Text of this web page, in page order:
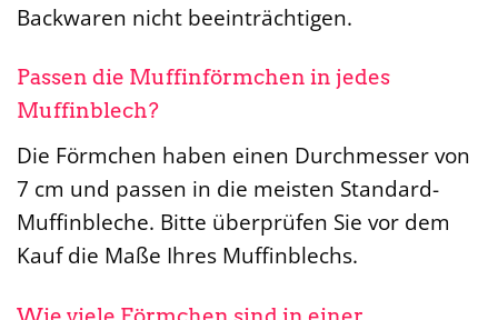
Backwaren nicht beeinträchtigen.
Passen die Muffinförmchen in jedes
Muffinblech?
Die Förmchen haben einen Durchmesser von
7 cm und passen in die meisten Standard-
Muffinbleche. Bitte überprüfen Sie vor dem
Kauf die Maße Ihres Muffinblechs.